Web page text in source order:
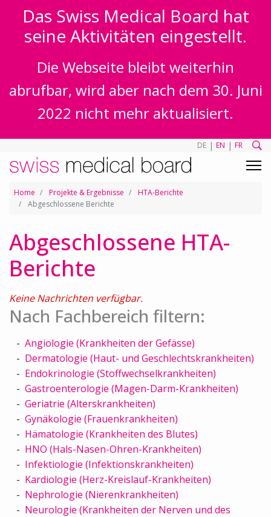
Das Swiss Medical Board hat
seine Aktivitäten eingestellt.
Die Webseite bleibt weiterhin
abrufbar, wird aber nach dem 30. Juni
2022 nicht mehr aktualisiert.
DE | EN | FR
Home Projekte & Ergebnisse
HTA-Berichte
Abgeschlossene Berichte
Abgeschlossene HTA-
Berichte
Keine Nachrichten verfügbar.
Nach Fachbereich filtern:
Angiologie (Krankheiten der Gefässe)
Dermatologie (Haut- und Geschlechtskrankheiten)
Endokrinologie (Stoffwechselkrankheiten)
Gastroenterologie (Magen-Darm-Krankheiten)
Geriatrie (Alterskrankheiten)
Gynäkologie (Frauenkrankheiten)
Hämatologie (Krankheiten des Blutes)
HNO (Hals-Nasen-Ohren-Krankheiten)
Infektiologie (Infektionskrankheiten)
Kardiologie (Herz-Kreislauf-Krankheiten)
Nephrologie (Nierenkrankheiten)
Neurologie (Krankheiten der Nerven und des